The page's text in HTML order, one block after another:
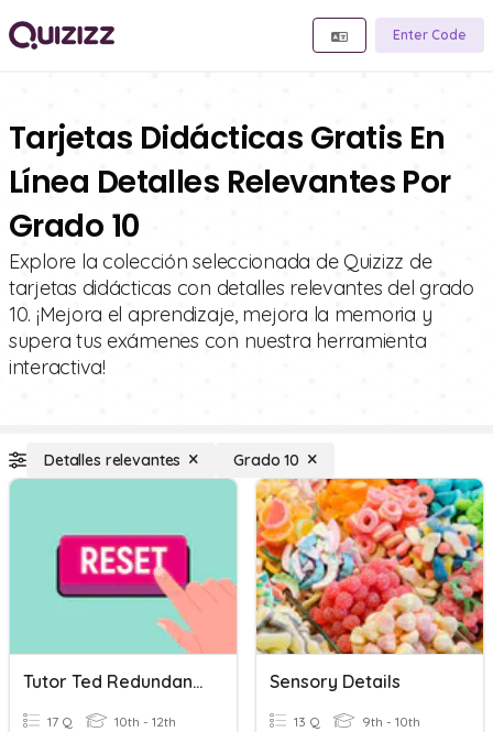
Enter Code
Tarjetas Didácticas Gratis En
Línea Detalles Relevantes Por
Grado 10
Explore la colección seleccionada de Quizizz de
tarjetas didácticas con detalles relevantes del grado
10. ¡Mejora el aprendizaje, mejora la memoria y
supera tus exámenes con nuestra herramienta
interactiva!
Detalles relevantes Grado 10
Tutor Ted Redundancy & Relevance On ACT
17 Q 10th - 12th
Sensory Details
13 Q 9th - 10th